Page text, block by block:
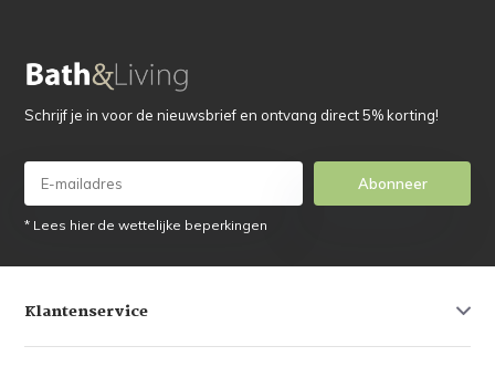
Schrijf je in voor de nieuwsbrief en ontvang direct 5% korting!
Abonneer
* Lees hier de wettelijke beperkingen
Klantenservice